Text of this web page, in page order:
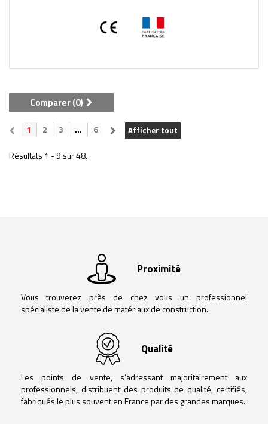
Comparer (0)
Afficher tout
1 2 3 ... 6
Résultats 1 - 9 sur 48.
Proximité
Vous trouverez près de chez vous un professionnel
spécialiste de la vente de matériaux de construction.
Qualité
Les points de vente, s’adressant majoritairement aux
professionnels, distribuent des produits de qualité, certifiés,
fabriqués le plus souvent en France par des grandes marques.